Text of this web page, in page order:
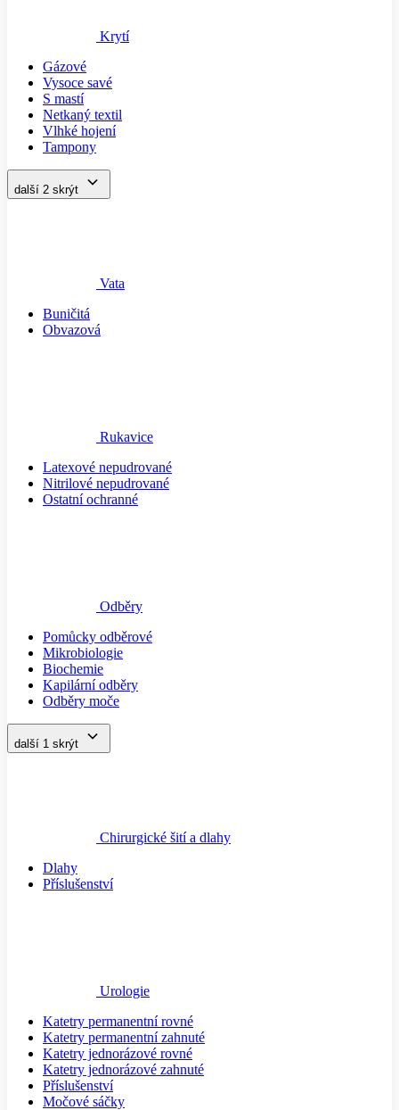
Krytí
Gázové
Vysoce savé
S mastí
Netkaný textil
Vlhké hojení
Tampony
další 2 skrýt
Vata
Buničitá
Obvazová
Rukavice
Latexové nepudrované
Nitrilové nepudrované
Ostatní ochranné
Odběry
Pomůcky odběrové
Mikrobiologie
Biochemie
Kapilární odběry
Odběry moče
další 1 skrýt
Chirurgické šití a dlahy
Dlahy
Příslušenství
Urologie
Katetry permanentní rovné
Katetry permanentní zahnuté
Katetry jednorázové rovné
Katetry jednorázové zahnuté
Příslušenství
Močové sáčky